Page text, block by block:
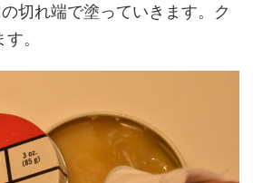
切れ端で塗っていきます。ク
。